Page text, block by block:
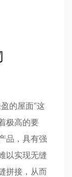
的屋面”这
极高的要
品，具有强
以实现无缝
拼接，从而